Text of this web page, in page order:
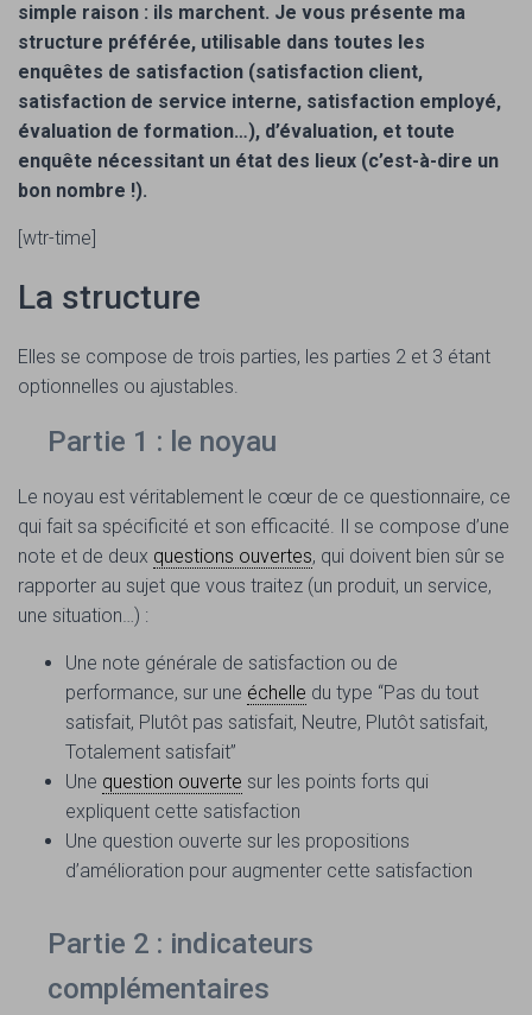
simple raison : ils marchent. Je vous présente ma
structure préférée, utilisable dans toutes les
enquêtes de satisfaction (satisfaction client,
satisfaction de service interne, satisfaction employé,
évaluation de formation…), d’évaluation, et toute
enquête nécessitant un état des lieux (c’est-à-dire un
bon nombre !).
[wtr-time]
La structure
Elles se compose de trois parties, les parties 2 et 3 étant
optionnelles ou ajustables.
Partie 1 : le noyau
Le noyau est véritablement le cœur de ce questionnaire, ce
qui fait sa spécificité et son efficacité. Il se compose d’une
note et de deux questions ouvertes, qui doivent bien sûr se
rapporter au sujet que vous traitez (un produit, un service,
une situation…) :
Une note générale de satisfaction ou de
performance, sur une échelle du type “Pas du tout
satisfait, Plutôt pas satisfait, Neutre, Plutôt satisfait,
Totalement satisfait”
Une question ouverte sur les points forts qui
expliquent cette satisfaction
Une question ouverte sur les propositions
d’amélioration pour augmenter cette satisfaction
Partie 2 : indicateurs
complémentaires